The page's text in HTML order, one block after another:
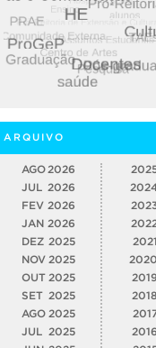
ARQUIVO
AGO 2026
JUL 2026
FEV 2026
JAN 2026
DEZ 2025
NOV 2025
OUT 2025
SET 2025
AGO 2025
JUL
2025
2021
2020
2019
2018
2016